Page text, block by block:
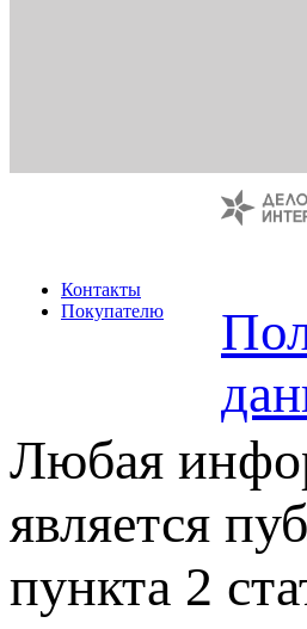
Контакты
Покупателю
Любая
является
пункта 2